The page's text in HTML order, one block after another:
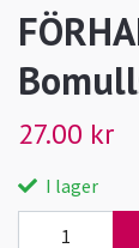
27.00 kr
I lager